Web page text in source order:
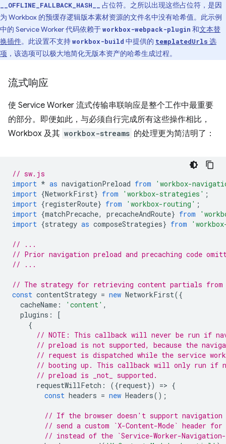
__OFFLINE_FALLBACK_HASH__
占位符。之所以出现这些占位符，是因
为 Workbox 的预缓存逻辑版本素材资源的文件名中没有哈希值。此示例
中的 Service Worker 代码依赖于workbox-webpack-plugin 和文本替
换插件。此设置不支持workbox-build 中提供的 templatedUrls 选
项 ，该选项可以极大地简化无版本资产的哈希生成过程。
流式响应
使 Service Worker 流式传输串联响应是整个工作中最重要
的部分。即便如此，与必须自行完成所有这些操作相比，
Workbox 及其 workbox-streams 的处理更为简洁明了：
// sw.js
import * as navigationPreload from
'workbox-
import {NetworkFirst} from 'workbox-strategies' ;
import {registerRoute} from 'workbox-routing' ;
import {matchPrecache, precacheAndRoute} from
import {strategy as composeStrategies} from
// ...
// Prior navigation preload and precaching code
// ...
// The strategy for retrieving content partials from
const contentStrategy = new NetworkFirst({
cacheName : 'content' ,
plugins :
[
{
// NOTE: This callback will never be run if
// preload is not supported, because the
// request is dispatched while the service
// booting up. This callback will only run if
// preload is _not_ supported.
requestWillFetch : ({request}) => {
const headers = new Headers();
// If the browser doesn't support navigation
// send a custom `X-Content-Mode` header
// instead of the `Service-Worker-